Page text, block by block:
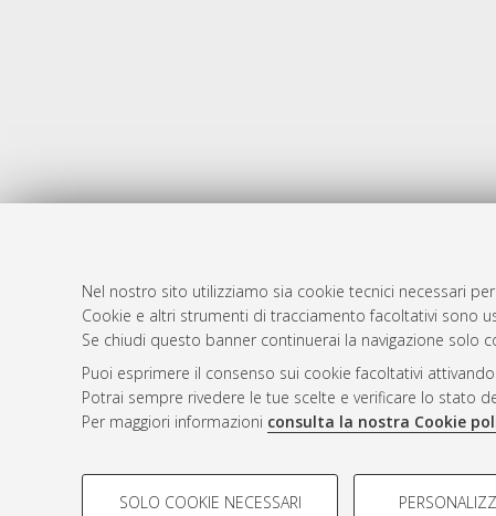
Nel nostro sito utilizziamo sia cookie tecnici necessari
Cookie e altri strumenti di tracciamento facoltativi sono
Se chiudi questo banner continuerai la navigazione solo
Puoi esprimere il consenso sui cookie facoltativi
Potrai sempre rivedere le tue scelte e verificare lo stato
Per maggiori informazioni consulta la nostra Cookie
COOKIE DI PROFILAZIONE - FACOLTATIVI
SOLO COOKIE NECESSARI
Atom
Rss 1.0
Rss 2.0
AMS
Servizio
Condizioni